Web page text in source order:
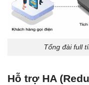
Tổng đài full
Hỗ trợ HA